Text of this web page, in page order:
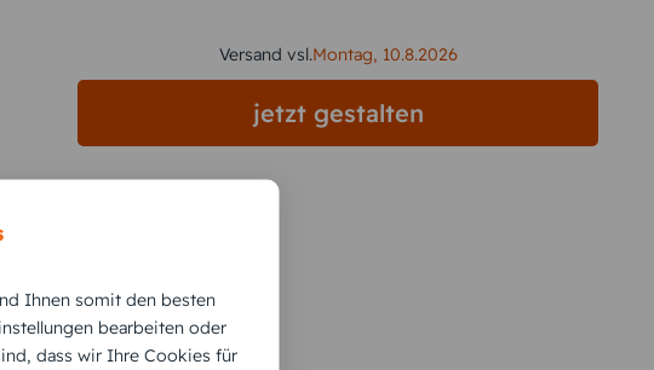
Versand vsl.Montag, 10.8.2026
jetzt gestalten
Ihnen somit den besten
bearbeiten oder
dass wir Ihre Cookies für